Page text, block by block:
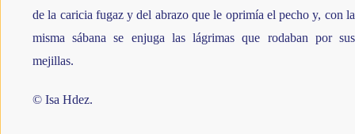
de la caricia fugaz y del abrazo que le oprimía el pecho y, con la
misma sábana se enjuga las lágrimas que rodaban por sus
mejillas.
© Isa Hdez.